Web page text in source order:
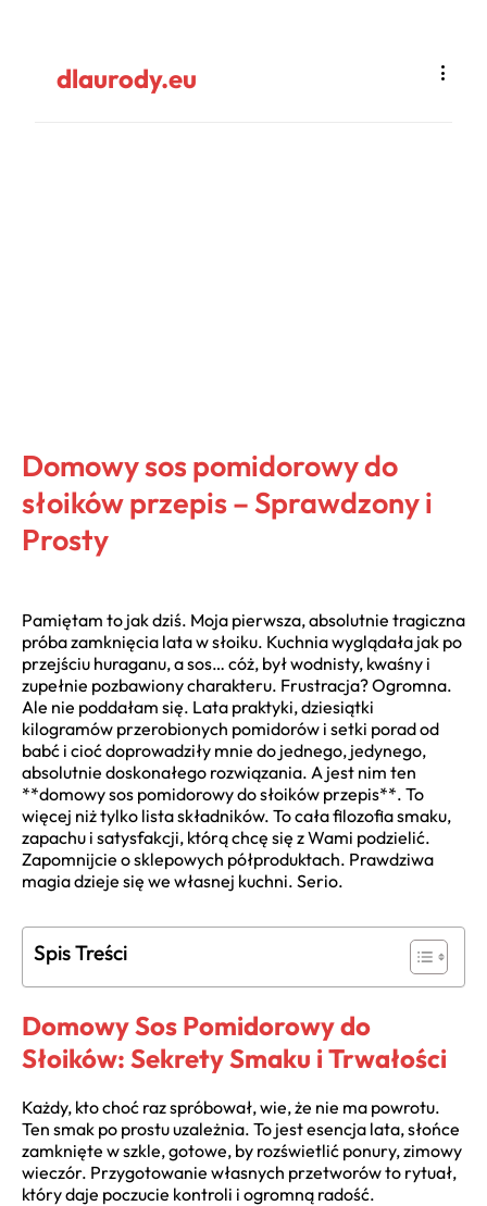
dlaurody.eu
Domowy sos pomidorowy do
słoików przepis – Sprawdzony i
Prosty
Pamiętam to jak dziś. Moja pierwsza, absolutnie tragiczna
próba zamknięcia lata w słoiku. Kuchnia wyglądała jak po
przejściu huraganu, a sos… cóż, był wodnisty, kwaśny i
zupełnie pozbawiony charakteru. Frustracja? Ogromna.
Ale nie poddałam się. Lata praktyki, dziesiątki
kilogramów przerobionych pomidorów i setki porad od
babć i cioć doprowadziły mnie do jednego, jedynego,
absolutnie doskonałego rozwiązania. A jest nim ten
**domowy sos pomidorowy do słoików przepis**. To
więcej niż tylko lista składników. To cała filozofia smaku,
zapachu i satysfakcji, którą chcę się z Wami podzielić.
Zapomnijcie o sklepowych półproduktach. Prawdziwa
magia dzieje się we własnej kuchni. Serio.
Spis Treści
Domowy Sos Pomidorowy do
Słoików: Sekrety Smaku i Trwałości
Każdy, kto choć raz spróbował, wie, że nie ma powrotu.
Ten smak po prostu uzależnia. To jest esencja lata, słońce
zamknięte w szkle, gotowe, by rozświetlić ponury, zimowy
wieczór. Przygotowanie własnych przetworów to rytuał,
który daje poczucie kontroli i ogromną radość.